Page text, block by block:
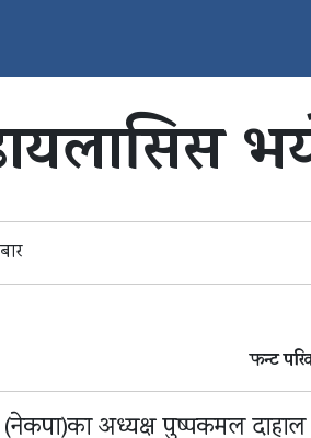
डायलासिस
फन्ट
(नेकपा)का अध्यक्ष पुष्पकमल दाहाल